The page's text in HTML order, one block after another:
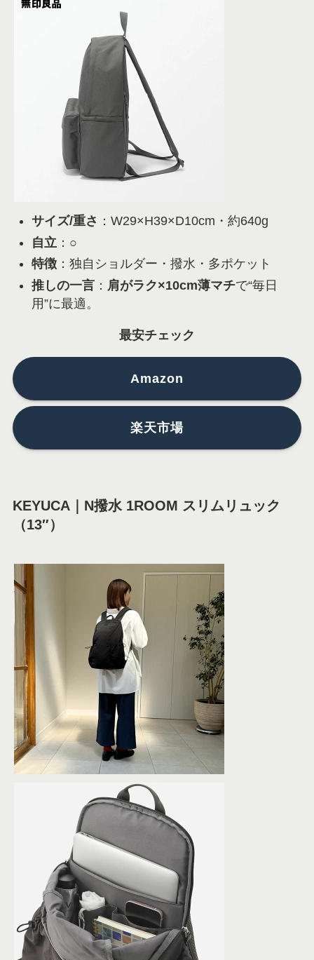
サイズ/重さ ：W29×H39×D10cm・約640g
自立 ：○
特徴：独自ショルダー・撥水・多ポケット
推しの一言： 肩がラク×10cm薄マチで“毎日
用”に最適。
最安チェック
Amazon
楽天市場
KEYUCA｜N撥水 1ROOM スリムリュック
（13″）